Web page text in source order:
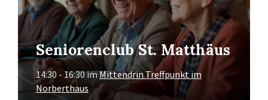
Seniorenclub St. Matthäus
14:30 - 16:30imMittendrin Treffpunkt im
Norberthaus